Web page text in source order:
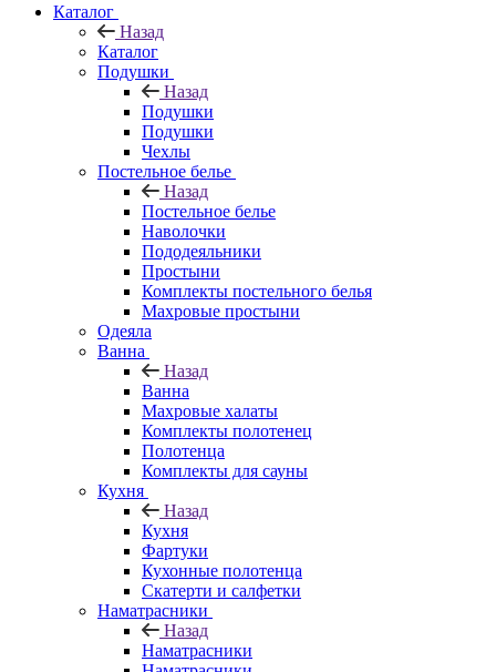
Каталог
Назад
Каталог
Подушки
Назад
Подушки
Подушки
Чехлы
Постельное белье
Назад
Постельное белье
Наволочки
Пододеяльники
Простыни
Комплекты постельного белья
Махровые простыни
Одеяла
Ванна
Назад
Ванна
Махровые халаты
Комплекты полотенец
Полотенца
Комплекты для сауны
Кухня
Назад
Кухня
Фартуки
Кухонные полотенца
Скатерти и салфетки
Наматрасники
Назад
Наматрасники